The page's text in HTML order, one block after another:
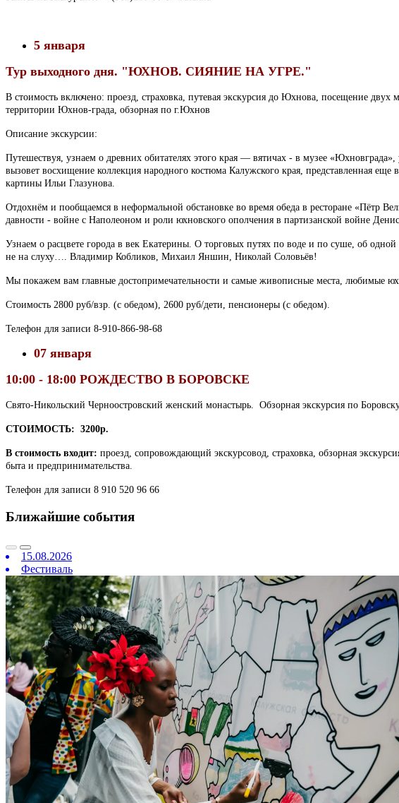
5 января
Тур выходного дня. "ЮХНОВ. СИЯНИЕ НА УГРЕ."
В стоимость включено: проезд, страховка, путевая экскурсия до Юхнова, посещение
территории Юхнов-града, обзорная по г.Юхнов
Описание экскурсии:
Путешествуя, узнаем о древних обитателях этого края — вятичах - в музее
вызовет восхищение коллекция народного костюма Калужского края, представленная
картины Ильи Глазунова.
Отдохнём и пообщаемся в неформальной обстановке во время обеда в ресторане «Пётр
давности - войне с Наполеоном и роли юхновского ополчения в партизанской войне
Узнаем о расцвете города в век Екатерины. О торговых путях по воде и по суше, об
не на слуху…. Владимир Кобликов, Михаил Яншин, Николай Соловьёв!
Мы покажем вам главные достопримечательности и самые живописные места, любимые
Стоимость 2800 руб/взр. (с обедом), 2600 руб/дети, пенсионеры (с обедом).
Телефон для записи 8-910-866-98-68
07 января
10:00 - 18:00 РОЖДЕСТВО В БОРОВСКЕ
Свято-Никольский Черноостровский женский монастырь. Обзорная экскурсия по
СТОИМОСТЬ: 3200р.
В стоимость входит: проезд, сопровождающий экскурсовод, страховка, обзорная
быта и предпринимательства.
Телефон для записи 8 910 520 96 66
Ближайшие события
15.08.2026
Фестиваль